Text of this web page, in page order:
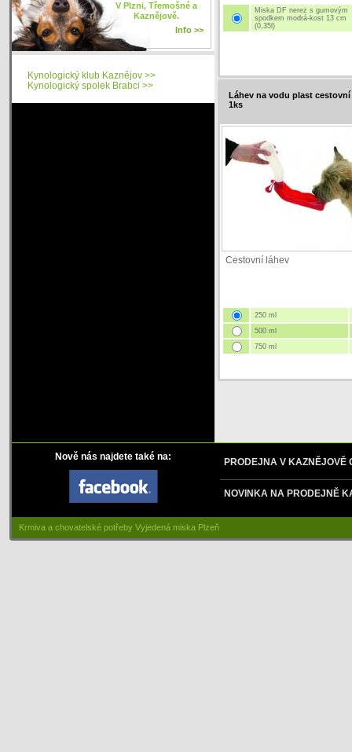
Miska DF nerez s gumovým
spodkem modrá-kost 13 cm
(0,35l)
Láhev na vodu plast cestovní
1ks
Cestovní láhev
250 ml
500 ml
750 ml
V Plzni, Třemošné a
Kaznějově.
Info >>
Kynologický klub Kaznějov >>
Kynologický spolek Brabci >>
Nově nás najdete také na: PRODEJNA V KAZNĚJOVĚ
NOVINKA NA PRODEJNĚ
Krmiva a chovatelské potřeby Vyjedená miska Plzeň